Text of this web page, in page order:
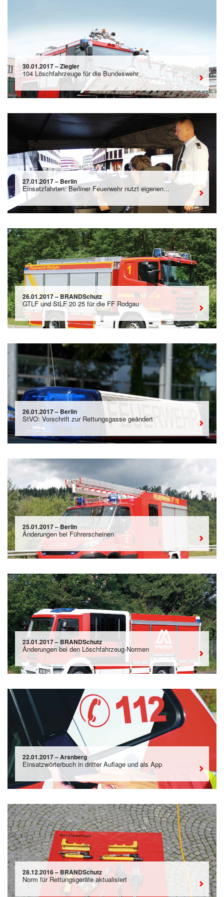
30.01.2017 – Ziegler
104 Löschfahrzeuge für die Bundeswehr
27.01.2017 – Berlin
Einsatzfahrten: Berliner Feuerwehr nutzt eigenen...
26.01.2017 – BRANDSchutz
GTLF und StLF 20 25 für die FF Rodgau
26.01.2017 – Berlin
StVO: Vorschrift zur Rettungsgasse geändert
25.01.2017 – Berlin
Änderungen bei Führerscheinen
23.01.2017 – BRANDSchutz
Änderungen bei den Löschfahrzeug-Normen
22.01.2017 – Arsnberg
Einsatzwörterbuch in dritter Auflage und als App
28.12.2016 – BRANDSchutz
Norm für Rettungsgeräte aktualisiert